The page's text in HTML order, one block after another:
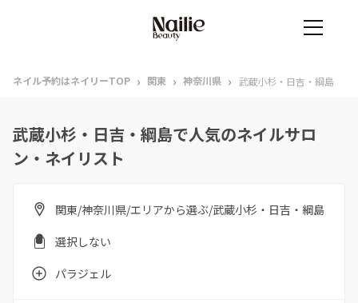
ネイル予約はネイリーTOP › 関東 › 神奈川県 › 武蔵小杉・日吉・綱島
武蔵小杉・日吉・綱島で人気のネイルサロ
ン・ネイリスト
関東/神奈川県/エリアから選ぶ/武蔵小杉・日吉・綱島
選択しない
パラジェル